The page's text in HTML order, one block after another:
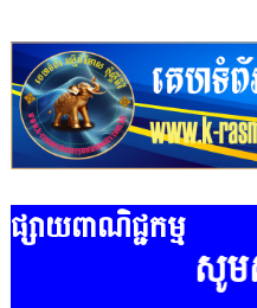
ផ្សាយពាណិជ្ជកម្ម
សូមស្